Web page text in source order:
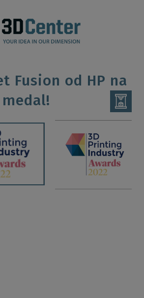
Fusion od HP na
medal!